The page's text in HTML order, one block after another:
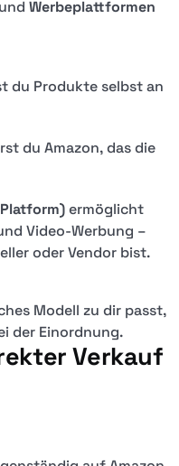
Werbeplattformen
du Produkte selbst an
du Amazon, das die
ermöglicht
Video-Werbung –
oder Vendor bist.
Modell zu dir passt,
der Einordnung.
Verkauf